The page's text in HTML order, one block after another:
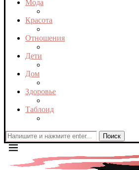
Мода
Красота
Отношения
Дети
Дом
Здоровье
Таблоид
Поиск